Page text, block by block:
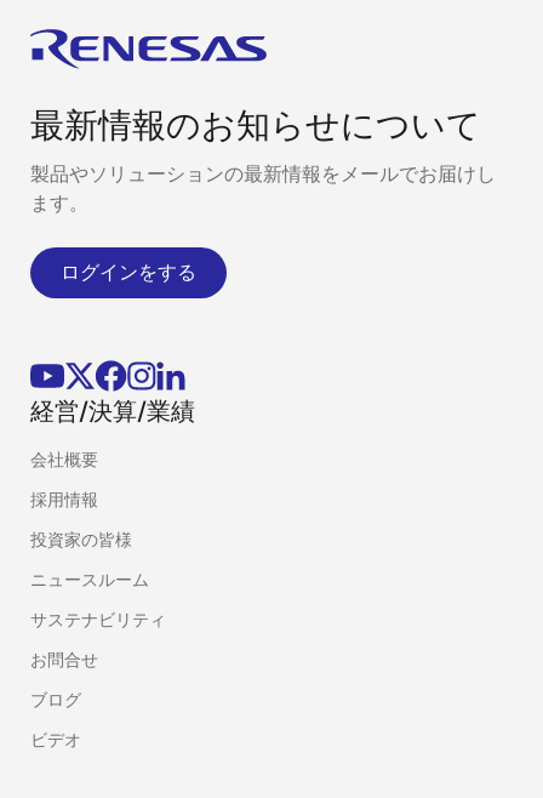
最新情報のお知らせについて
製品やソリューションの最新情報をメールでお届けし
ます。
ログインをする
経営/決算/業績
会社概要
採用情報
投資家の皆様
ニュースルーム
サステナビリティ
お問合せ
ブログ
ビデオ